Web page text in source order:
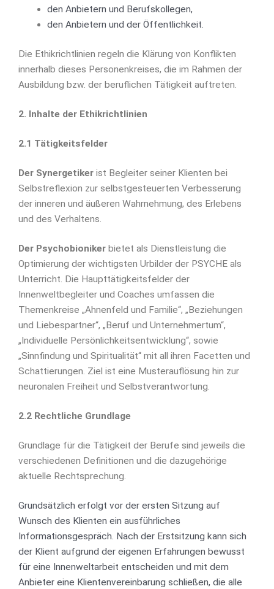
den Anbietern und Berufskollegen,
den Anbietern und der Öffentlichkeit.
Die Ethikrichtlinien regeln die Klärung von Konflikten
innerhalb dieses Personenkreises, die im Rahmen der
Ausbildung bzw. der beruflichen Tätigkeit auftreten.
2. Inhalte der Ethikrichtlinien
2.1 Tätigkeitsfelder
Der Synergetiker ist Begleiter seiner Klienten bei
Selbstreflexion zur selbstgesteuerten Verbesserung
der inneren und äußeren Wahrnehmung, des Erlebens
und des Verhaltens.
Der Psychobioniker bietet als Dienstleistung die
Optimierung der wichtigsten Urbilder der PSYCHE als
Unterricht. Die Haupttätigkeitsfelder der
Innenweltbegleiter und Coaches umfassen die
Themenkreise „Ahnenfeld und Familie“, „Beziehungen
und Liebespartner“, „Beruf und Unternehmertum“,
„Individuelle Persönlichkeitsentwicklung“, sowie
„Sinnfindung und Spiritualität“ mit all ihren Facetten und
Schattierungen. Ziel ist eine Musterauflösung hin zur
neuronalen Freiheit und Selbstverantwortung.
2.2 Rechtliche Grundlage
Grundlage für die Tätigkeit der Berufe sind jeweils die
verschiedenen Definitionen und die dazugehörige
aktuelle Rechtsprechung.
Grundsätzlich erfolgt vor der ersten Sitzung auf
Wunsch des Klienten ein ausführliches
Informationsgespräch. Nach der Erstsitzung kann sich
der Klient aufgrund der eigenen Erfahrungen bewusst
für eine Innenweltarbeit entscheiden und mit dem
Anbieter eine Klientenvereinbarung schließen, die alle